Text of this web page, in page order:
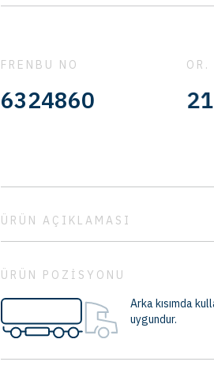
FRENBU NO
6324860
OR.
21211966 -
ÜRÜN AÇIKLAMASI
ÜRÜN POZİSYONU
Arka kısımda
uygundur.